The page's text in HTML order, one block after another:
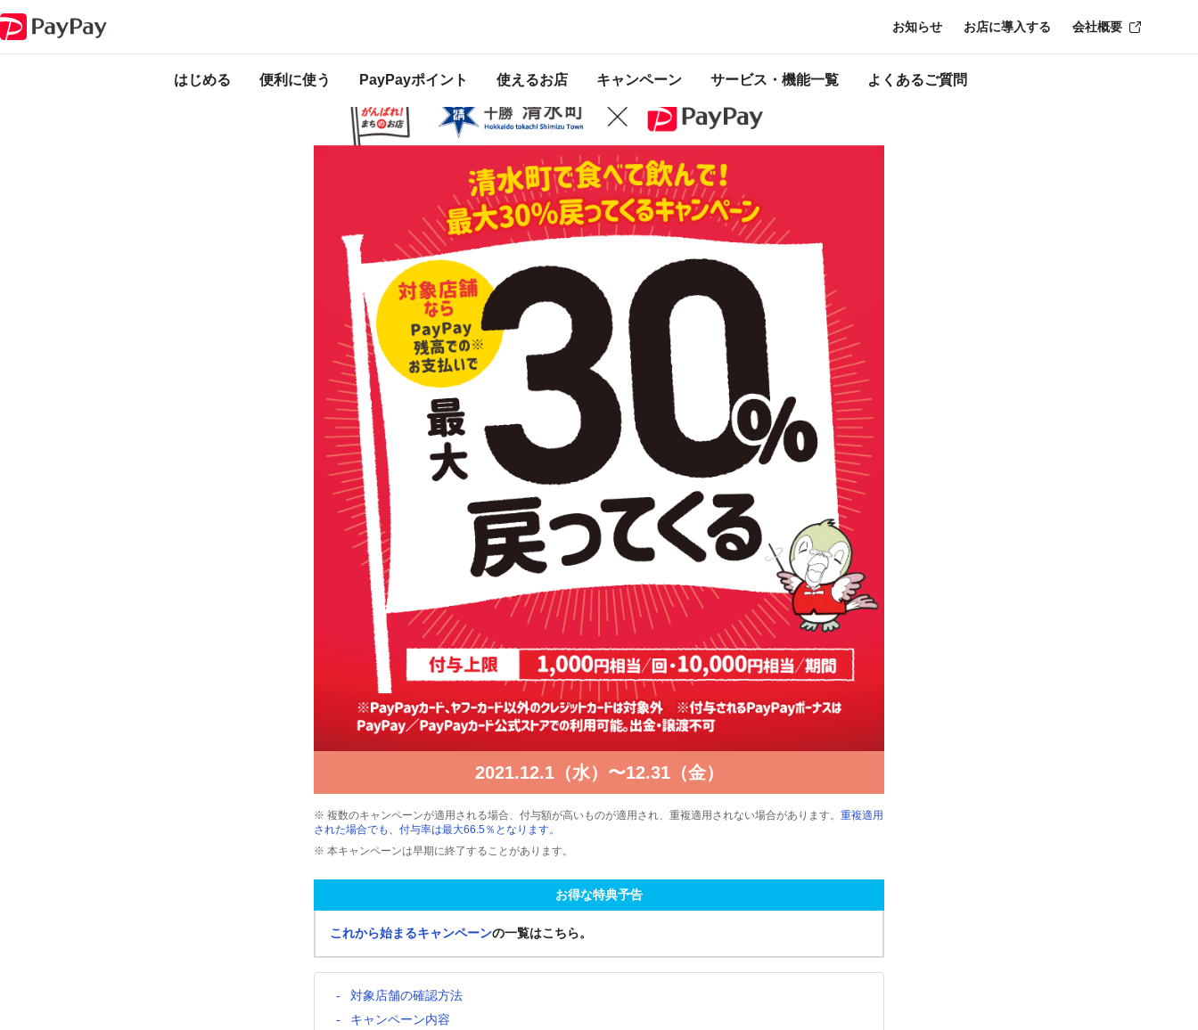
はじめる 便利に使う PayPayポイント 使えるお店 キャンペーン サービス・機能一覧 よくあるご質問
お知らせ お店に導入する 会社概要
ります。
2021.12.1（水）〜12.31（金）
※ 複数のキャンペーンが適用される場合、付与額が高いものが適用され、重複適用されない場合があります。 重複適用
された場合でも、付与率は最大66.5％となります。
※ 本キャンペーンは早期に終了することがあります。
お得な特典予告
これから始まるキャンペーンの一覧はこちら。
対象店舗の確認方法
キャンペーン内容